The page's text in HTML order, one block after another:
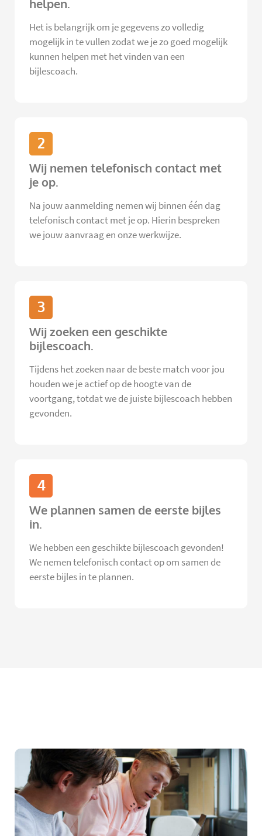
helpen.
Het is belangrijk om je gegevens zo volledig
mogelijk in te vullen zodat we je zo goed mogelijk
kunnen helpen met het vinden van een
bijlescoach.
2
Wij nemen telefonisch contact met
je op.
Na jouw aanmelding nemen wij binnen één dag
telefonisch contact met je op. Hierin bespreken
we jouw aanvraag en onze werkwijze.
3
Wij zoeken een geschikte
bijlescoach.
Tijdens het zoeken naar de beste match voor jou
houden we je actief op de hoogte van de
voortgang, totdat we de juiste bijlescoach hebben
gevonden.
4
We plannen samen de eerste bijles
in.
We hebben een geschikte bijlescoach gevonden!
We nemen telefonisch contact op om samen de
eerste bijles in te plannen.